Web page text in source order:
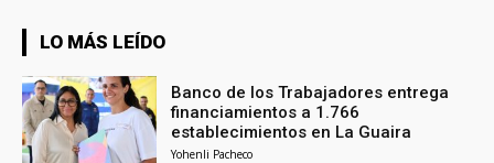
LO MÁS LEÍDO
Banco de los Trabajadores entrega
financiamientos a 1.766
establecimientos en La Guaira
Yohenli Pacheco